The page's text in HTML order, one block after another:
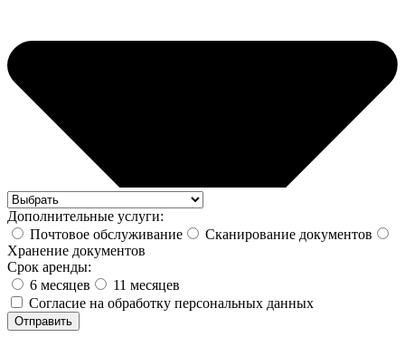
Дополнительные услуги:
Почтовое обслуживание
Сканирование документов
Хранение документов
Срок аренды:
6 месяцев
11 месяцев
Согласие на обработку персональных данных
Отправить